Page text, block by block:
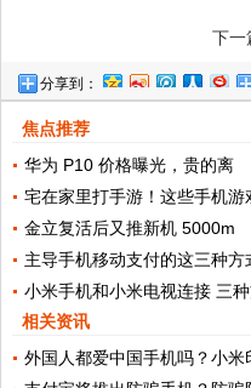
下一
分享到：
焦点推荐
华为 P10 价格曝光，贵的离
宅在家里打手游！这些手机游
金立复活后又推新机 5000m
主导手机移动支付的这三种方
小米手机和小米电视连接 三
相关资讯
外国人都爱中国手机吗？小米